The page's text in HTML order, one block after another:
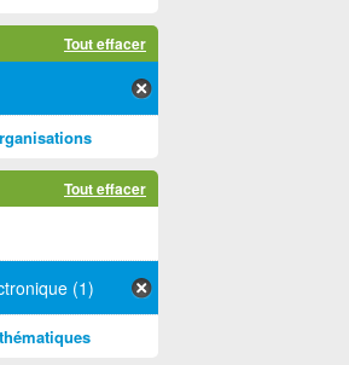
Tout effacer
Tout effacer
(1)